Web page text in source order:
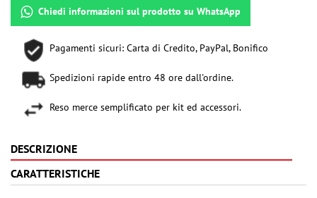
Chiedi informazioni sul prodotto su WhatsApp
Pagamenti sicuri: Carta di Credito, PayPal, Bonifico
Spedizioni rapide entro 48 ore dall'ordine.
Reso merce semplificato per kit ed accessori.
DESCRIZIONE
CARATTERISTICHE